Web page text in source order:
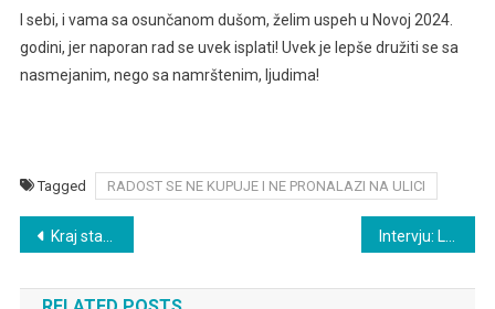
I sebi, i vama sa osunčanom dušom, želim uspeh u Novoj 2024.
godini, jer naporan rad se uvek isplati! Uvek je lepše družiti se sa
nasmejanim, nego sa namrštenim, ljudima!
Tagged RADOST SE NE KUPUJE I NE PRONALAZI NA ULICI
Post
navigation
Kraj stare i početak Nove godine